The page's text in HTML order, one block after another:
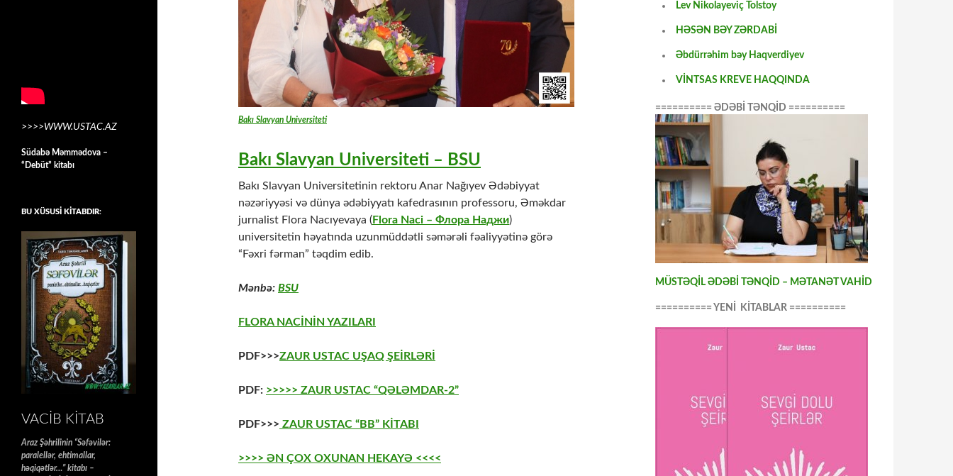
Bakı Slavyan Universiteti
Bakı Slavyan Universiteti – BSU
Bakı Slavyan Universitetinin rektoru Anar Nağıyev Ədəbiyyat
nəzəriyyəsi və dünya ədəbiyyatı kafedrasının professoru, Əməkdar
jurnalist Flora Nacıyevaya (Flora Naci – Флора Наджи)
universitetin həyatında uzunmüddətli səmərəli fəaliyyətinə görə
“Fəxri fərman” təqdim edib.
Mənbə: BSU
FLORA NACİNİN YAZILARI
PDF>>>ZAUR USTAC UŞAQ ŞEİRLƏRİ
PDF: >>>>> ZAUR USTAC “QƏLƏMDAR-2”
PDF>>> ZAUR USTAC “BB” KİTABI
>>>> ƏN ÇOX OXUNAN HEKAYƏ <<<<
Lev Nikolayeviç Tolstoy
HƏSƏN BƏY ZƏRDABİ
Əbdürrəhim bəy Haqverdiyev
VİNTSAS KREVE HAQQINDA
========== ƏDƏBİ TƏNQİD ==========
MÜSTƏQİL ƏDƏBİ TƏNQİD – MƏTANƏT VAHİD
========== YENİ KİTABLAR ==========
>>>>WWW.USTAC.AZ
Südabə Məmmədova –
“Debüt” kitabı
BU XÜSUSİ KİTABDIR:
VACIB KITAB
Araz Şəhrilinin “Səfəvilər:
paralellər, ehtimallar,
həqiqətlər…” kitabı –